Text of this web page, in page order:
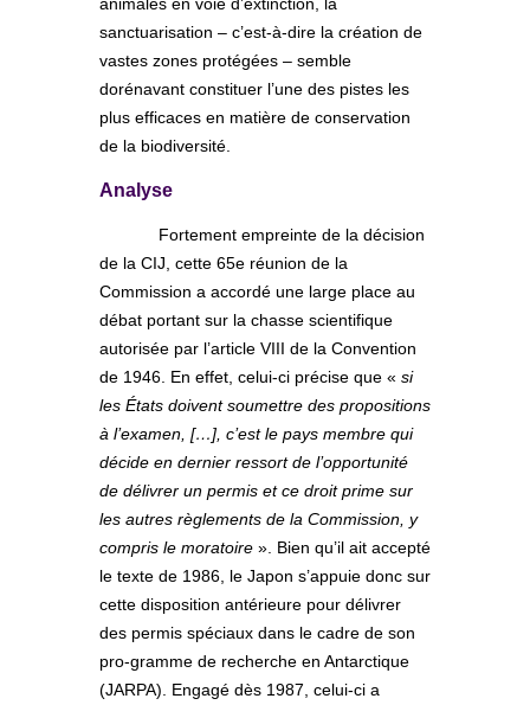
animales en voie d’extinction, la
sanctuarisation – c’est-à-dire la création de
vastes zones protégées – semble
dorénavant constituer l’une des pistes les
plus efficaces en matière de conservation
de la biodiversité.
Analyse
Fortement empreinte de la décision
de la CIJ, cette 65e réunion de la
Commission a accordé une large place au
débat portant sur la chasse scientifique
autorisée par l’article VIII de la Convention
de 1946. En effet, celui-ci précise que « si
les États doivent soumettre des propositions
à l’examen, […], c’est le pays membre qui
décide en dernier ressort de l’opportunité
de délivrer un permis et ce droit prime sur
les autres règlements de la Commission, y
compris le moratoire ». Bien qu’il ait accepté
le texte de 1986, le Japon s’appuie donc sur
cette disposition antérieure pour délivrer
des permis spéciaux dans le cadre de son
pro-gramme de recherche en Antarctique
(JARPA). Engagé dès 1987, celui-ci a